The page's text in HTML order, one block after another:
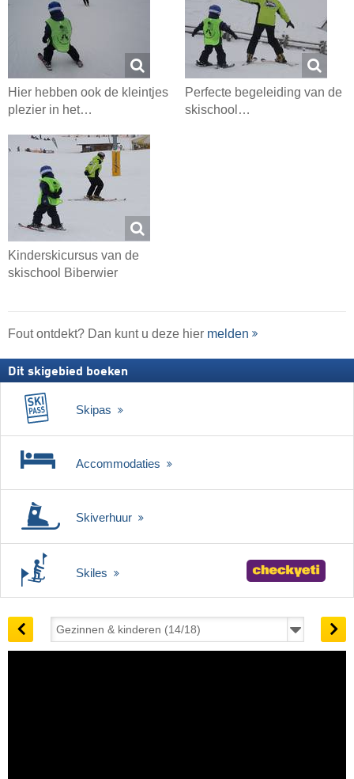
Hier hebben ook de kleintjes
plezier in het…
Perfecte begeleiding van de
skischool…
Kinderskicursus van de
skischool Biberwier
Fout ontdekt? Dan kunt u deze hier melden
Dit skigebied boeken
Skipas
Accommodaties
Skiverhuur
Skiles